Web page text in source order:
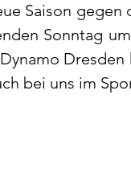
Saison
Sonntag
bei uns im